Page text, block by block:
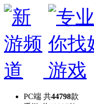
PC端 共44798款